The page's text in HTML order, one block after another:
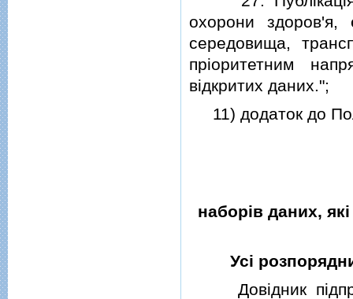
охорони здоров'я,
середовища,
прiоритетним
вiдкритих даних.";
11) додаток до
наборiв даних,
Усi
Довiдник